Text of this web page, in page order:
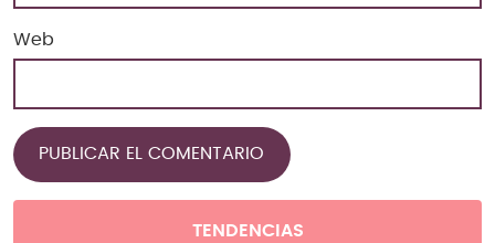
Web
TENDENCIAS